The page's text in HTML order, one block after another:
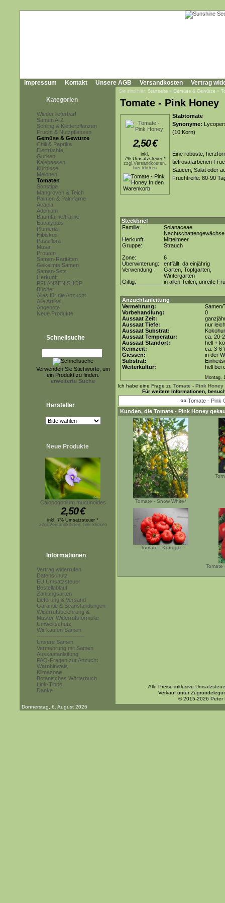
Impressum Kontakt Unsere AGB Versandkosten Vertrag
Kategorien
Wieder lieferbar!
Samen A-Z
Schling & Kletterpflanzen
Frucht & Nutzpflanzen
Gemüse & Gewürze
Chili & Paprika
Eierfrüchte
Gurken
Kalebassen
Kürbisse
Melonen
Tomaten
Sonstige
Mangroven & Teich
Palmen & Palmfarne
Acacia
Adenium
Baumfarne/Farne
Eucalyptus
Plumeria
Hibiskus
Passiflora
Musa
Proteen
Samen-Raritäten
Gekeimte Samen
Samen-Sets
Herkunft
PFLANZEN SHOP
Bücher
Alles für die Anzucht
Alle Artikel
Angebote
Neue Produkte
Schnellsuche
Verwenden Sie Stichworte, um
ein Produkt zu finden.
erweiterte Suche
Hersteller
Neue Produkte
Calopogonium mucunoides
2,50€
inkl. 7% Umsatzsteuer *
zzgl.Versandkosten, hier klicken
Informationen
Vertrag widerrufen
Datenschutz
EU Umsatzsteuer
Bestellablauf
Zahlungsarten
Lieferung & Versand
Garantie & Beanstandungen
Widerrufsbelehrung &
Muster-Widerrufsformular
Umweltschutz
Wir kaufen Samen
------------------------
Unsere Samen
Vermehrung mit Samen
Aussaatanleitung
FAQ-Fragen zur Anzucht
Warnhinweis
Klimazone
Botanisches Wörterbuch
Link-Tipps
Danke
Sie sind hier: Startseite » Gemüse & Gewürze »
Tomate - Pink Honey
2,50€
inkl.
7% Umsatzsteuer *
zzgl.Versandkosten,
hier klicken
Stabtomate
Synonyme:
(10 Korn)
Eine robuste,
tiefrosafarbenen
Saucen, Salat oder
Fruchtreife: 80-90
Steckbrief
Familie:
Solanaceae
Nachtschattengewächse
Herkunft:
Mittelmeer
Gruppe:
Strauch
Zone:
6
Überwinterung:
entfällt, da einjährig
Verwendung:
Garten, Topfgarten,
Wintergarten
Giftig:
in allen Teilen, unreife
Anzuchtanleitung
Vermehrung:
Samen/
Vorbehandlung:
0
Aussaat Zeit:
Aussaat Tiefe:
nur
Aussaat Substrat:
Aussaat Temperatur:
ca. 20-
Aussaat Standort:
hell +
Keimzeit:
ca. 3-6
Giessen:
in der
Substrat:
Weiterkultur:
hell bei
Montag,
Ich habe eine Frage zu Tomate - Pink Honey
Für weitere Informationen,
«« Tomate - Pink
Kunden, die Tomate - Pink Honey
Tomate - Snow White*
Tomate - Korrogo
Tomate
Alle Preise inklusive
Verkauf unter
© 2015-2026 Peter
Donnerstag, 6. August 2026